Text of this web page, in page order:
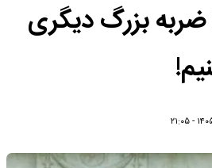
ضربه بزرگ دیگری